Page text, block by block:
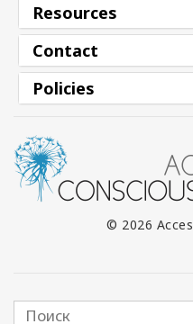
Resources
Contact
Policies
© 2026